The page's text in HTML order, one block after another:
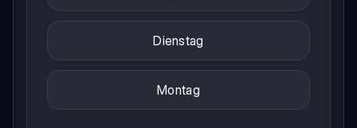
Dienstag
Montag